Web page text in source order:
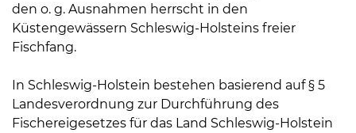
den o. g. Ausnahmen herrscht in den
Küstengewässern Schleswig-Holsteins freier
Fischfang.
In Schleswig-Holstein bestehen basierend auf § 5
Landesverordnung zur Durchführung des
Fischereigesetzes für das Land Schleswig-Holstein